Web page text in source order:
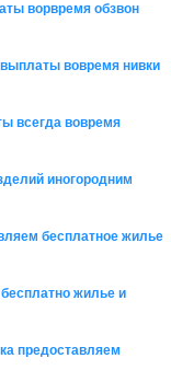
ворвремя обзвон
вовремя нивки
всегда вовремя
иногородним
бесплатное жилье
жилье и
предоставляем